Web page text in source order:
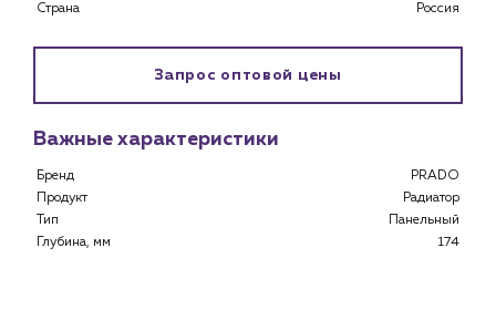
Каталог
Застройщикам
Страна
Россия
Запрос оптовой цены
Важные характеристики
Бренд
PRADO
Продукт
Радиатор
Тип
Панельный
Глубина, мм
174